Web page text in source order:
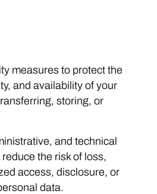
measures to protect the
and availability of your
storing, or
and technical
the risk of loss,
access, disclosure, or
data.